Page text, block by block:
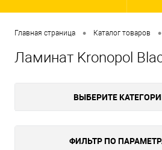
Главная страница • Каталог товаров •
Ламинат Kronopol
ВЫБЕРИТЕ
ФИЛЬТР ПО